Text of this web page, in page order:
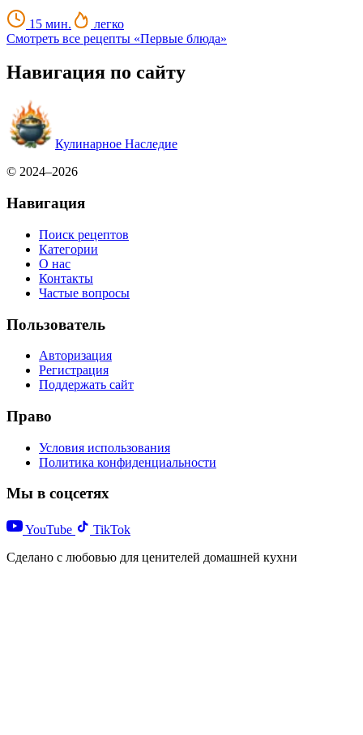
15 мин.
легко
Смотреть все рецепты «Первые блюда»
Навигация по сайту
Кулинарное Наследие
© 2024–2026
Навигация
Поиск рецептов
Категории
О нас
Контакты
Частые вопросы
Пользователь
Авторизация
Регистрация
Поддержать сайт
Право
Условия использования
Политика конфиденциальности
Мы в соцсетях
YouTube
TikTok
Сделано с любовью для ценителей домашней кухни